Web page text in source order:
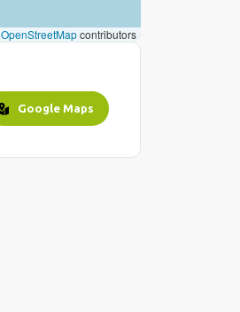
OpenStreetMapcontributors
Google Maps